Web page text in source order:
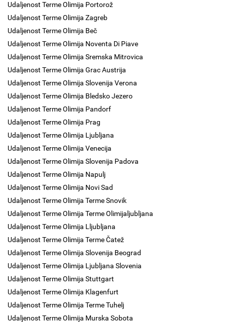
Udaljenost Terme Olimija Portorož
Udaljenost Terme Olimija Zagreb
Udaljenost Terme Olimija Beč
Udaljenost Terme Olimija Noventa Di Piave
Udaljenost Terme Olimija Sremska Mitrovica
Udaljenost Terme Olimija Grac Austrija
Udaljenost Terme Olimija Slovenija Verona
Udaljenost Terme Olimija Bledsko Jezero
Udaljenost Terme Olimija Pandorf
Udaljenost Terme Olimija Prag
Udaljenost Terme Olimija Ljubljana
Udaljenost Terme Olimija Venecija
Udaljenost Terme Olimija Slovenija Padova
Udaljenost Terme Olimija Napulj
Udaljenost Terme Olimija Novi Sad
Udaljenost Terme Olimija Terme Snovik
Udaljenost Terme Olimija Terme Olimijaljubljana
Udaljenost Terme Olimija Lljubljana
Udaljenost Terme Olimija Terme Čatež
Udaljenost Terme Olimija Slovenija Beograd
Udaljenost Terme Olimija Ljubljana Slovenia
Udaljenost Terme Olimija Stuttgart
Udaljenost Terme Olimija Klagenfurt
Udaljenost Terme Olimija Terme Tuhelj
Udaljenost Terme Olimija Murska Sobota